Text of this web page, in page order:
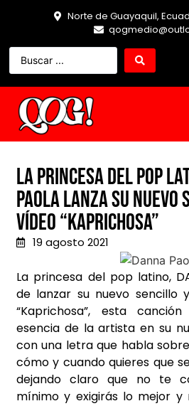
Norte de Guayaquil,
La princesa del pop
Paola lanza su
vídeo “Kaprichosa”
19 agosto 2021
La princesa del pop latino,
de lanzar su nuevo sencillo
“Kaprichosa”, esta
esencia de la artista en su
con una letra que habla
cómo y cuando quieres que
dejando claro que no te
mínimo y exigirás lo mejor y